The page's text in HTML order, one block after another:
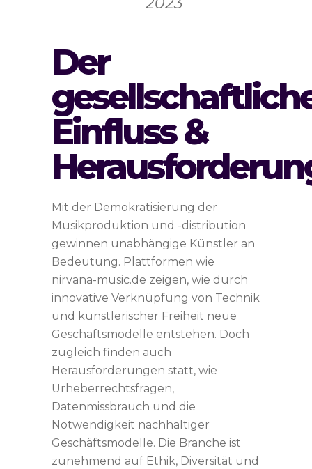
Der
Einfluss &
Mit der Demokratisierung der
Musikproduktion und -distribution
gewinnen unabhängige Künstler an
Bedeutung. Plattformen wie
nirvana-music.de zeigen, wie durch
innovative Verknüpfung von Technik
und künstlerischer Freiheit neue
Geschäftsmodelle entstehen. Doch
zugleich finden auch
Herausforderungen statt, wie
Urheberrechtsfragen,
Datenmissbrauch und die
Notwendigkeit nachhaltiger
Geschäftsmodelle. Die Branche ist
zunehmend auf Ethik, Diversität und